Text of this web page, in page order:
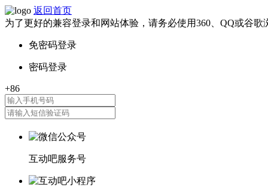
返回首页
为了更好的兼容登录和网站体验，请务必使用360、QQ或谷歌
互动吧服务号